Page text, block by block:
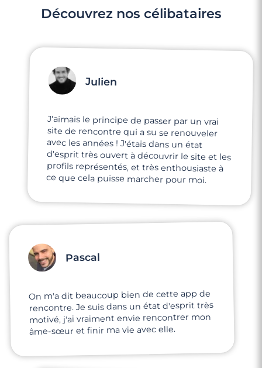
Découvrez nos célibataires
Julien
J'aimais le principe de passer par un vrai
site de rencontre qui a su se renouveler
avec les années ! J'étais dans un état
d'esprit très ouvert à découvrir le site et les
profils représentés, et très enthousiaste à
ce que cela puisse marcher pour moi.
Pascal
On m'a dit beaucoup bien de cette app de
rencontre. Je suis dans un état d'esprit très
motivé, j'ai vraiment envie rencontrer mon
âme-sœur et finir ma vie avec elle.